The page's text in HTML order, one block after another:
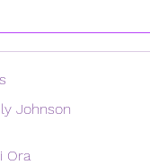
Johnson
Ora